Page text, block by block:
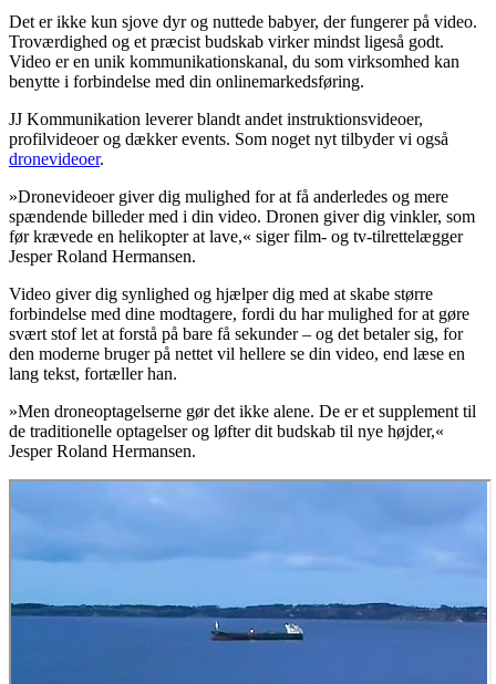
Det er ikke kun sjove dyr og nuttede babyer, der fungerer på video.
Troværdighed og et præcist budskab virker mindst ligeså godt.
Video er en unik kommunikationskanal, du som virksomhed kan
benytte i forbindelse med din onlinemarkedsføring.
JJ Kommunikation leverer blandt andet instruktionsvideoer,
profilvideoer og dækker events. Som noget nyt tilbyder vi også
dronevideoer.
»Dronevideoer giver dig mulighed for at få anderledes og mere
spændende billeder med i din video. Dronen giver dig vinkler, som
før krævede en helikopter at lave,« siger film- og tv-tilrettelægger
Jesper Roland Hermansen.
Video giver dig synlighed og hjælper dig med at skabe større
forbindelse med dine modtagere, fordi du har mulighed for at gøre
svært stof let at forstå på bare få sekunder – og det betaler sig, for
den moderne bruger på nettet vil hellere se din video, end læse en
lang tekst, fortæller han.
»Men droneoptagelserne gør det ikke alene. De er et supplement til
de traditionelle optagelser og løfter dit budskab til nye højder,«
Jesper Roland Hermansen.